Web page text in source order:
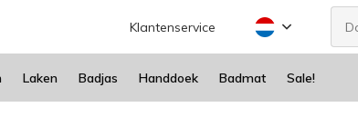
Klantenservice
Laken Badjas Handdoek Badmat Sale!